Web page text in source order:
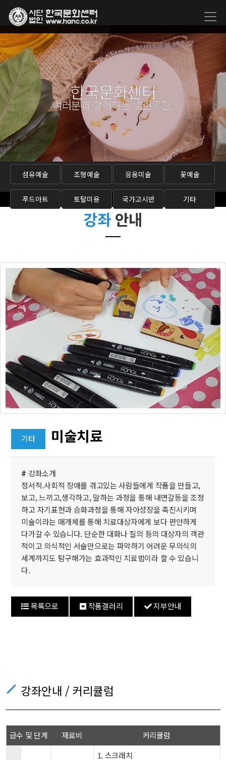
한국문화센터
여러분과 함께하는 열린공간!
섬유예술 조형예술 응용미술 꽃예술
푸드아트 토탈미용 국가고시반 기타
강좌 안내
기타 미술치료
# 강좌소개
정서적.사회적 장애를 겪고있는 사람들에게 작품을 만들고,
보고, 느끼고,생각하고, 말하는 과정을 통해 내면갈등을 조정
하고 자기표현과 승화과정을 통해 자아성장을 촉진시키며
미술이라는 매개체를 통해 치료대상자에게 보다 편안하게
다가갈 수 있습니다. 단순한 대화나 질의 등의 대상자의 객관
적이고 의식적인 서술만으로는 파악하기 어려운 무의식의
세계까지도 탐구해가는 효과적인 치료법이라 할 수 있습니
다.
목록으로 작품갤러리 지부안내
강좌안내 / 커리큘럼
급수 및 단계 재료비 커리큘럼
1. 스크래치